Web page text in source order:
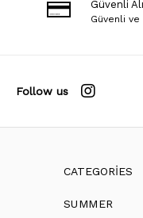
Güvenli
Güvenli
Follow us
CATEGORİES
SUMMER